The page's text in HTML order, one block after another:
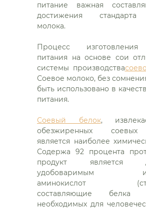
питание важная
достижения стандарта
молока.
Процесс изготовления
питания на основе сои
системы производства
Соевое молоко, без
быть использовано в
питания.
Соевый белок,
обезжиренных соевых
является наиболее
Содержа 92 процента
продукт является
удобоваримым
аминокислот
составляющие
необходимых для